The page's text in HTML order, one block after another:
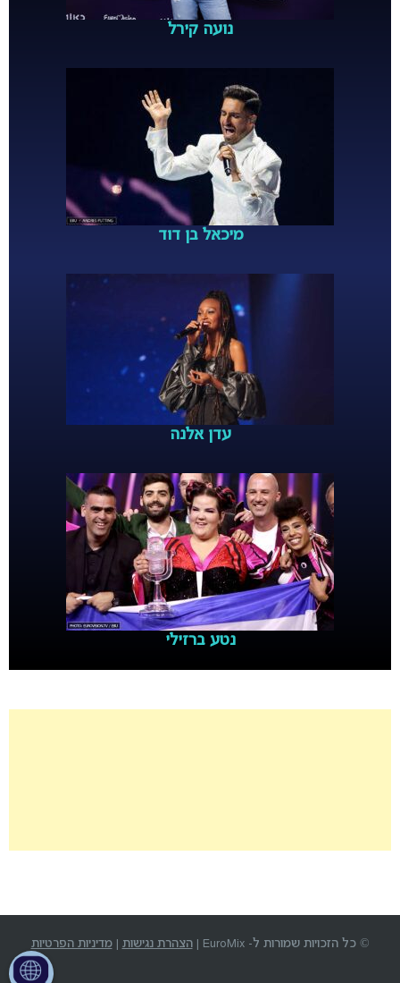
נועה קירל
מיכאל בן דוד
עדן אלנה
נטע ברזילי
© כל הזכויות שמורות ל- EuroMix | הצהרת נגישות |מדיניות הפרטיות